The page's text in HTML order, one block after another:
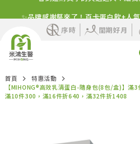
✨品牌感謝祭來了！百卡蛋白飲+人
序時 閨期好月
首頁
特惠活動
【MIHONG®高效乳清蛋白-隨身包(8包/盒)】滿
滿10件300，滿16件折640，滿32件折1408